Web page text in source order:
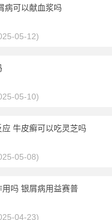
病可以献血浆吗
05-12)
05-10)
牛皮癣可以吃灵芝吗
05-08)
吗 银屑病用益赛普
04-23)